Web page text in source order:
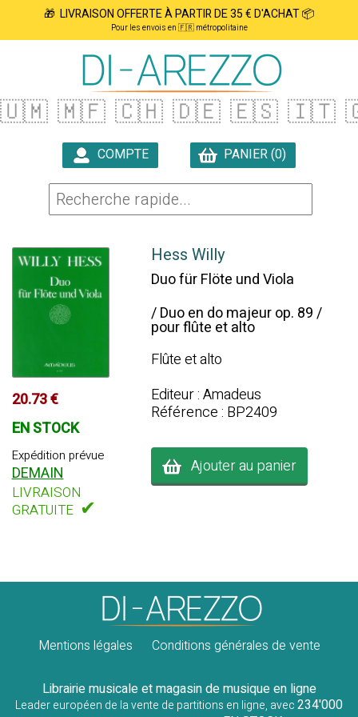
🎁 LIVRAISON OFFERTE À PARTIR DE 35 € D'ACHAT 📦
Pour les envois en 🇫🇷 métropolitaine
🇺🇲 🇲🇫 🇨🇭 🇩🇪 🇪🇸 🇮🇹
COMPTE
PANIER (0)
20.73 €
EN STOCK
Expédition prévue
DEMAIN
LIVRAISON
GRATUITE ✔
Hess Willy
Duo für Flöte und Viola
/ Duo en do majeur op. 89 /
pour flûte et alto
Flûte et alto
Editeur : Amadeus
Référence : BP2409
Ajouter au panier
Mentions légales Conditions générales de vente
Librairie musicale et magasin de musique en ligne
Leader européen de la vente de partitions en ligne, avec234'000